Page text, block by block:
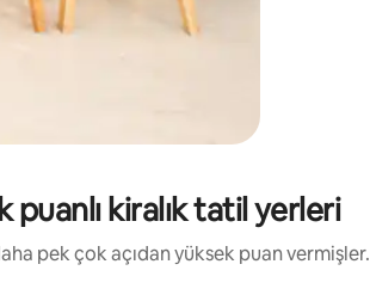
puanlı kiralık tatil yerleri
pek çok açıdan yüksek puan vermişler.